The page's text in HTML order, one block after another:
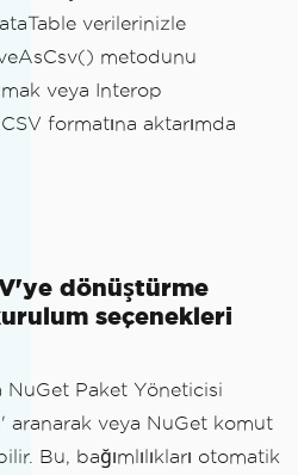
verilerinizle
metodunu
veya Interop
formatına aktarımda
dönüştürme
seçenekleri
Paket Yöneticisi
aranarak veya NuGet komut
Bu, bağımlılıkları otomatik